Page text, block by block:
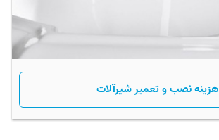
هزینه نصب و تعمیر شیرآلات